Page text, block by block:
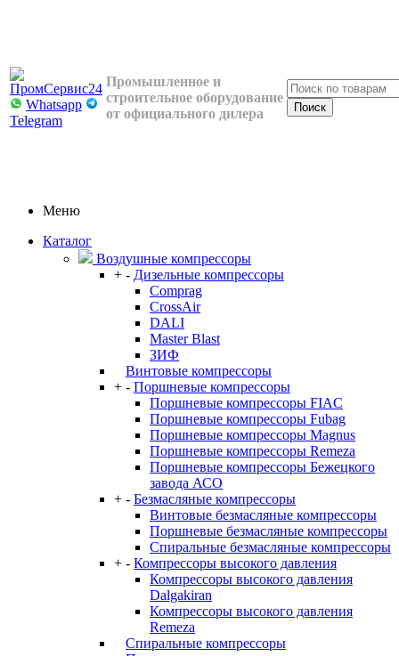
Whatsapp
Telegram
Промышленное и
строительное оборудование
от официального дилера
Меню
Каталог
Воздушные компрессоры
+ - Дизельные компрессоры
Comprag
CrossAir
DALI
Master Blast
ЗИФ
Винтовые компрессоры
+ - Поршневые компрессоры
Поршневые компрессоры FIAC
Поршневые компрессоры Fubag
Поршневые компрессоры Magnus
Поршневые компрессоры Remeza
Поршневые компрессоры Бежецкого
завода АСО
+ - Безмасляные компрессоры
Винтовые безмасляные компрессоры
Поршневые безмасляные компрессоры
Спиральные безмасляные компрессоры
+ - Компрессоры высокого давления
Компрессоры высокого давления
Dalgakiran
Компрессоры высокого давления
Remeza
Спиральные компрессоры